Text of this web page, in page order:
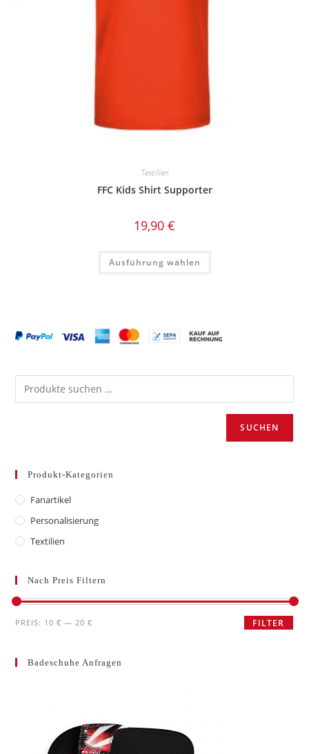
Textilien
FFC Kids Shirt Supporter
19,90 €
Ausführung wählen
Dieses
weist
können
auf
SUCHEN
Produkt-Kategorien
Fanartikel
Personalisierung
Textilien
Nach Preis Filtern
Min.
Max.
FILTER
PREIS: 10 € — 20 €
Badeschuhe Anfragen